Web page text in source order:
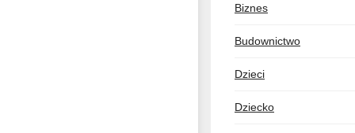
Biznes
Budownictwo
Dzieci
Dziecko